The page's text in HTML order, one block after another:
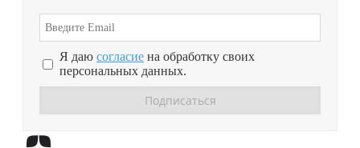
Я даю согласие на обработку своих
персональных данных.